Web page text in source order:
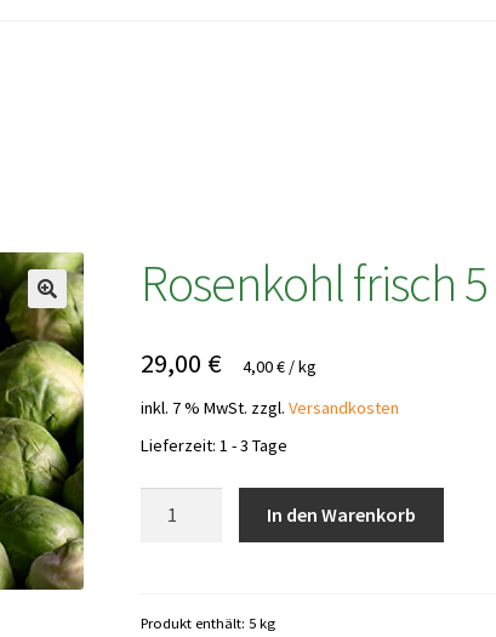
Rosenkohl frisch
29,00 € 4,00€ /kg
inkl. 7 % MwSt. zzgl. Versandkosten
Lieferzeit: 1 - 3 Tage
Menge
In den Warenkorb
Produkt enthält: 5 kg